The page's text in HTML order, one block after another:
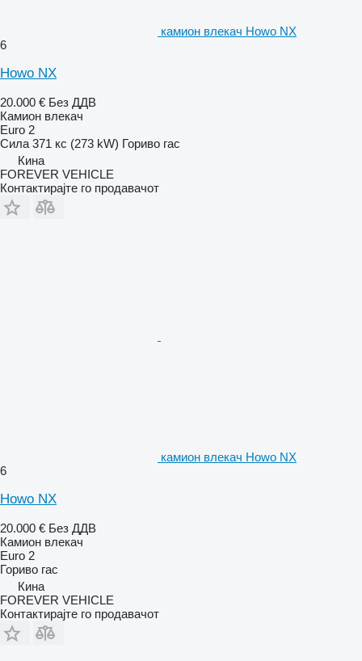
камион влекач Howo NX
6
Howo NX
20.000 € Без ДДВ
Камион влекач
Euro 2
Сила 371 кс (273 kW) Гориво гас
Кина
FOREVER VEHICLE
Контактирајте го продавачот
камион влекач Howo NX
6
Howo NX
20.000 € Без ДДВ
Камион влекач
Euro 2
Гориво гас
Кина
FOREVER VEHICLE
Контактирајте го продавачот